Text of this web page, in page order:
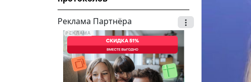
Реклама Партнёра